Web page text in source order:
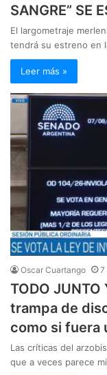
SANGRE” SE
El largometraje
tendrá su estreno en
Leer más »
Oscar Cuartango 7
TODO JUNTO
trampa de
como si fuera
Las críticas del
que a veces parece